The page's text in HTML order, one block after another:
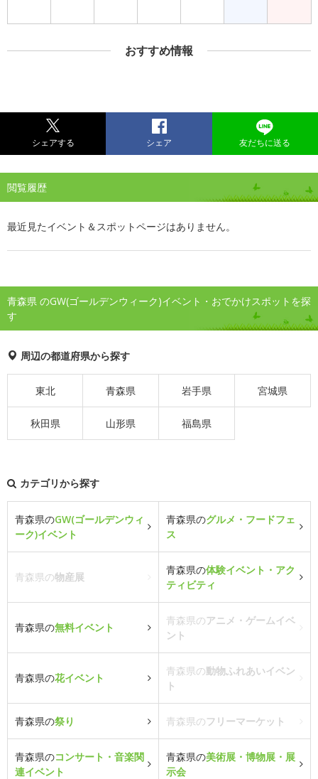
おすすめ情報
シェアする シェア 友だちに送る
閲覧履歴
最近見たイベント＆スポットページはありません。
青森県 のGW(ゴールデンウィーク)イベント・おでかけスポットを探
す
周辺の都道府県から探す
東北 青森県 岩手県 宮城県
秋田県 山形県 福島県
カテゴリから探す
青森県のGW(ゴールデンウィ
ーク)イベント
青森県のグルメ・フードフェ
ス
青森県の物産展
青森県の体験イベント・アク
ティビティ
青森県の無料イベント
青森県のアニメ・ゲームイベ
ント
青森県の花イベント
青森県の動物ふれあいイベン
ト
青森県の祭り 青森県のフリーマーケット
青森県のコンサート・音楽関
連イベント
青森県の美術展・博物展・展
示会